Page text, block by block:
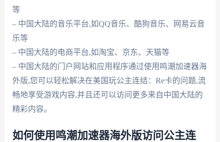
等
– 中国大陆的音乐平台,如QQ音乐、酷狗音乐、网易云音
乐等
– 中国大陆的电商平台,如淘宝、京东、天猫等
– 中国大陆的门户网站和应用程序通过使用鸣潮加速器海
外版,您可以轻松解决在美国玩公主连结：Re卡的问题,流
畅地享受游戏内容,并且还可以访问更多来自中国大陆的
精彩内容。
如何使用鸣潮加速器海外版访问公主连